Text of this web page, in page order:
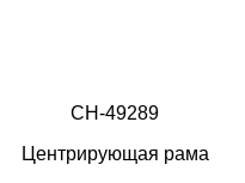
СН-49289
Центрирующая рама